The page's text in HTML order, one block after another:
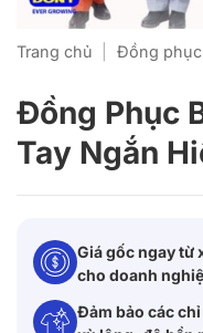
Trang chủ Đồng
Đồng Phục
Tay Ngắn
Giá gốc ngay từ
cho doanh
Đảm bảo các